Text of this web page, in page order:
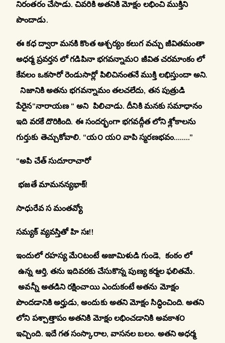
నిరంతరం చేసాడు. చివరికి అతనికి మోక్షం లభించి ముక్తిని
పొందాడు.
ఈ కధ ద్వారా మనకి కొంత ఆశ్చర్యం కలుగ వచ్చు జీవితమంతా
అధర్మ ప్రవర్తన లో గడిపినా భగవన్నామ౦ జీవిత చరమాంకం లో
కేవలం ఒకసారో రెండుసార్లో పిలిచినంతనే ముక్తి లభిస్తుందా అని.
నిజానికి అతను భగవన్నామం తలచలేదు, తన పుత్రుడి
పేరైన“నారాయణ “ అని పిలిచాడు. దీనికి మనకు సమాధానం
ఇది వరకే దొరికింది. ఈ సందర్భంగా భగవద్గీత లోని శ్లోకాలను
గుర్తుకు తెచ్చుకోవాలి. “య౦ య౦ వాపి స్మరణభవం……..”
“అపి చేత్ సుదూరాచారో
భజతే మామనన్యభాక్!
సాధురేవ స మంతవ్యో
సమ్యక్ వ్యవస్తితో హి సః!!
ఇందులో రహస్య మే౦టంటే అజామిళుడి గుండె, కంఠం లో
ఉన్న ఆర్తి, తను ఇదివరకు చేసుకొన్న పుణ్య కర్మల ఫలితమే.
అవన్నీ అతడిని రక్షించాయి ఎందుకంటే అతను మోక్షం
పొందడానికి అర్హుడు, అందుకు అతని మోక్షం సిద్ధించింది. అతని
లోని పశ్చాత్తాపం అతనికి మోక్షం లభించడానికి అవకాశ౦
ఇచ్చింది. ఇదే గత సంస్కారాల, వాసనల బలం. అతని అధర్మ